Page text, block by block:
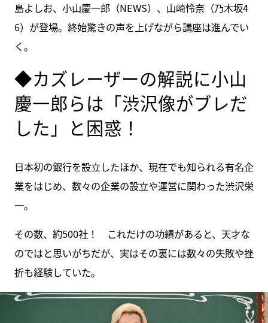
島よしお、小山慶一郎（NEWS）、山崎怜奈（乃木坂4
6）が登場。終始驚きの声を上げながら講座は進んでい
く。
◆カズレーザーの解説に小山
慶一郎らは「渋沢像がブレだ
した」と困惑！
日本初の銀行を設立したほか、現在でも知られる有名企
業をはじめ、数々の企業の設立や運営に関わった渋沢栄
一。
その数、約500社！ これだけの功績があると、天才な
のではと思いがちだが、実はその裏には数々の失敗や挫
折も経験していた。